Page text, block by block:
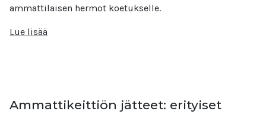
ammattilaisen hermot koetukselle.
Lue lisää
Ammattikeittiön jätteet: erityiset